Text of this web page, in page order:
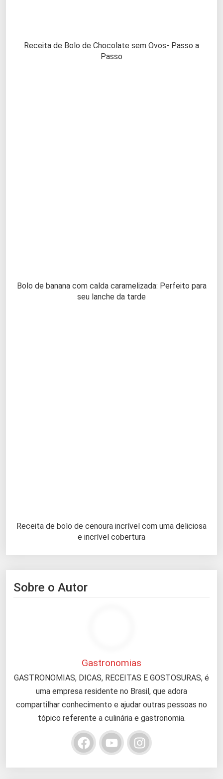
Receita de Bolo de Chocolate sem Ovos- Passo a
Passo
Bolo de banana com calda caramelizada: Perfeito para
seu lanche da tarde
Receita de bolo de cenoura incrível com uma deliciosa
e incrível cobertura
Sobre o Autor
Gastronomias
GASTRONOMIAS, DICAS, RECEITAS E GOSTOSURAS, é
uma empresa residente no Brasil, que adora
compartilhar conhecimento e ajudar outras pessoas no
tópico referente a culinária e gastronomia.